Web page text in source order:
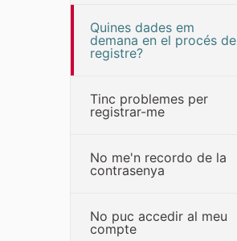
Quines dades em
demana en el procés de
registre?
Tinc problemes per
registrar-me
No me'n recordo de la
contrasenya
No puc accedir al meu
compte